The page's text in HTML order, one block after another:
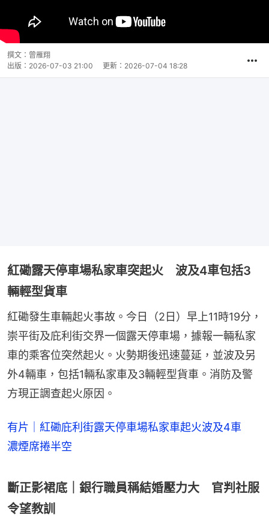
撰文： 曾雁翔
出版： 2026-07-03 21:00 更新： 2026-07-04 18:28
紅磡露天停車場私家車突起火 波及4車包括3
輛輕型貨車
紅磡發生車輛起火事故。今日（2日）早上11時19分，
崇平街及庇利街交界一個露天停車場，據報一輛私家
車的乘客位突然起火。火勢期後迅速蔓延，並波及另
外4輛車，包括1輛私家車及3輛輕型貨車。消防及警
方現正調查起火原因。
有片｜紅磡庇利街露天停車場私家車起火波及4車
濃煙席捲半空
斷正影裙底｜銀行職員稱結婚壓力大 官判社服
令望教訓